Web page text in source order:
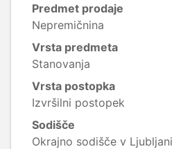
Predmet prodaje
Nepremičnina
Vrsta predmeta
Stanovanja
Vrsta postopka
Izvršilni postopek
Sodišče
Okrajno sodišče v Ljubljani